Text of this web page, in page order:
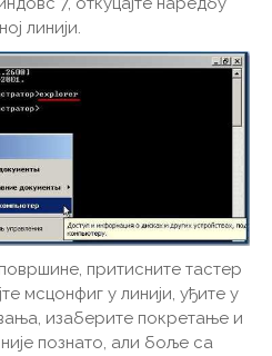
линији.
притисните тастер
мсцонфиг у линији, уђите у
изаберите покретање и
познато, али боље са